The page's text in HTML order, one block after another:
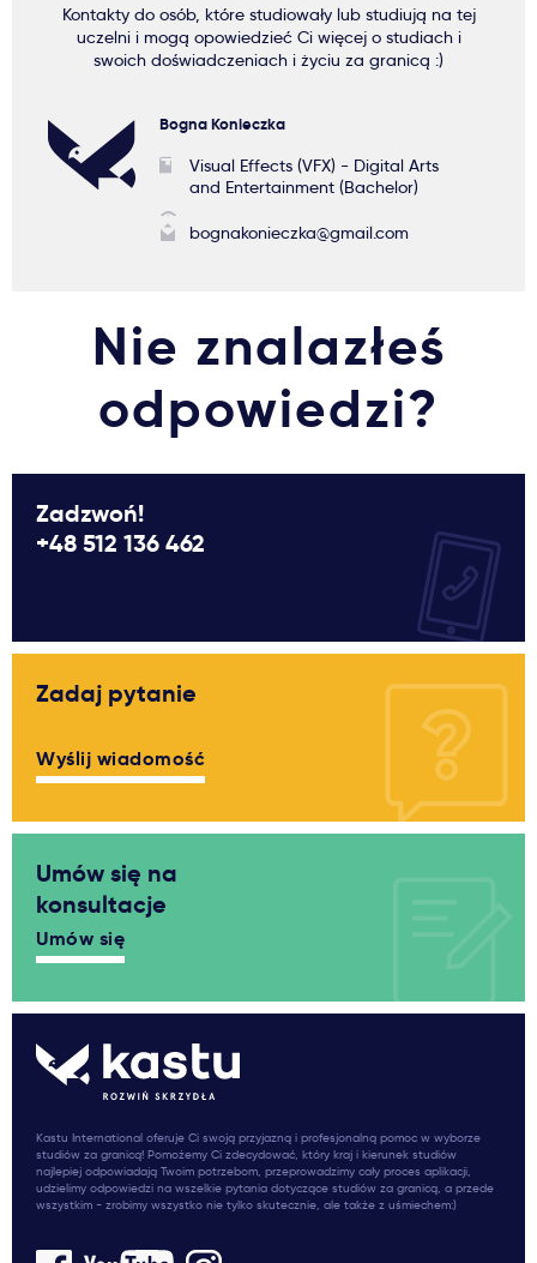
Kontakty do osób, które studiowały lub studiują na tej
uczelni i mogą opowiedzieć Ci więcej o studiach i
swoich doświadczeniach i życiu za granicą :)
Bogna Konieczka
Visual Effects (VFX) - Digital Arts
and Entertainment (Bachelor)
bognakonieczka@gmail.com
Nie znalazłeś
odpowiedzi?
Zadzwoń!
+48 512 136 462
Zadaj pytanie
Wyślij wiadomość
Umów się na
konsultacje
Umów się
Kastu International oferuje Ci swoją przyjazną i profesjonalną pomoc w wyborze
studiów za granicą! Pomożemy Ci zdecydować, który kraj i kierunek studiów
najlepiej odpowiadają Twoim potrzebom, przeprowadzimy cały proces aplikacji,
udzielimy odpowiedzi na wszelkie pytania dotyczące studiów za granicą, a przede
wszystkim - zrobimy wszystko nie tylko skutecznie, ale także z uśmiechem:)